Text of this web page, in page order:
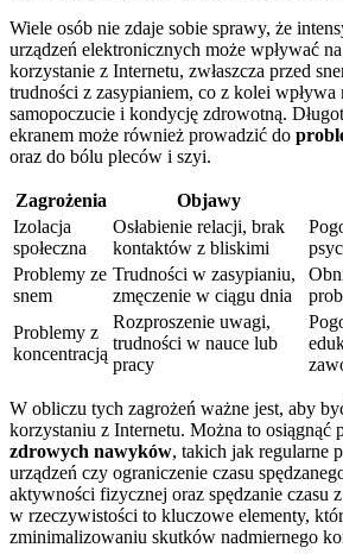
Wiele osób nie zdaje sobie sprawy, że
urządzeń elektronicznych może wpływać
korzystanie z Internetu, zwłaszcza przed
trudności z zasypianiem, co z kolei wpływa
samopoczucie i kondycję zdrowotną.
ekranem może również prowadzić do
oraz do bólu pleców i szyi.
Zagrożenia Objawy
Izolacja
społeczna
Osłabienie relacji, brak
kontaktów z bliskimi
Problemy ze
snem
Trudności w zasypianiu,
zmęczenie w ciągu dnia
Problemy z
koncentracją
Rozproszenie uwagi,
trudności w nauce lub
pracy
W obliczu tych zagrożeń ważne jest, aby
korzystaniu z Internetu. Można to osiągnąć
zdrowych nawyków, takich jak regularne
urządzeń czy ograniczenie czasu
aktywności fizycznej oraz spędzanie czasu
w rzeczywistości to kluczowe elementy,
zminimalizowaniu skutków nadmiernego